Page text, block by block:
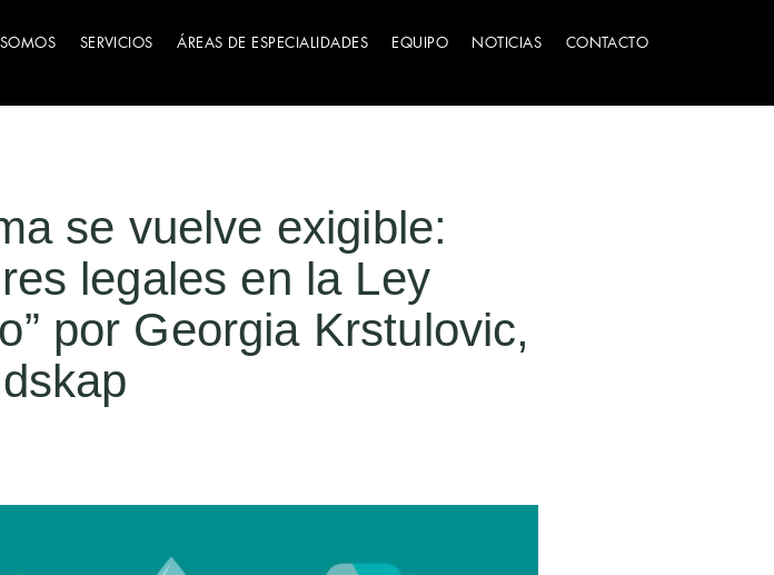
SERVICIOS ÁREAS DE ESPECIALIDADES EQUIPO NOTICIAS CONTACTO
se vuelve exigible:
legales en la Ley
por Georgia Krstulovic,